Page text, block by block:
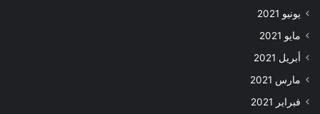
يونيو 2021
مايو 2021
أبريل 2021
مارس 2021
فبراير 2021